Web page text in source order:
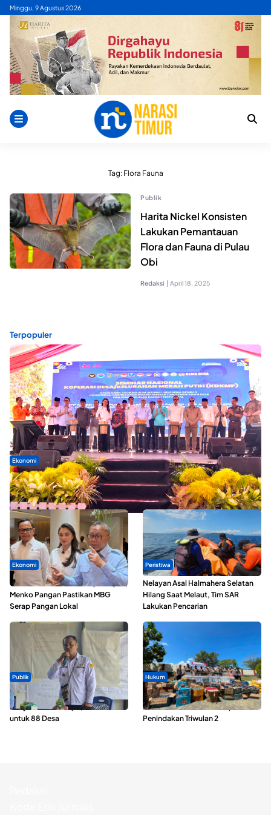
Skip
content
Minggu, 9 Agustus 2026
Tag: Flora Fauna
Publik
Harita Nickel Konsisten
Lakukan Pemantauan
Flora dan Fauna di Pulau
Obi
Redaksi | April 18, 2025
Terpopuler
Ekonomi
Seminar di Ternate, Mendes Perkuat Sinergi Percepatan
Kopdes Merah Putih
Ekonomi
SPPG di Maluku Utara Dipercepat,
Menko Pangan Pastikan MBG
Serap Pangan Lokal
Peristiwa
Nelayan Asal Halmahera Selatan
Hilang Saat Melaut, Tim SAR
Lakukan Pencarian
Publik
ABDESI Morotai Apresiasi
Penyaluran ADD Rp3,13 Miliar
untuk 88 Desa
Hukum
Polda Maluku Utara Musnahkan
Ribuan Liter Miras Hasil Operasi
Penindakan Triwulan 2